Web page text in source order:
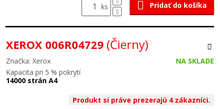
ks Pridať do košíka
XEROX 006R04729 (Čierny)
Značka: Xerox
NA SKLADE
Kapacita pri 5 % pokrytí
14000 strán A4
Produkt si práve prezerajú 4 zákazníci.